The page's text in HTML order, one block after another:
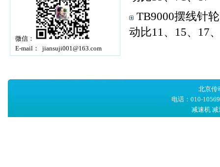
微信：
E-mail： jiansuji001@163.com
TB9000摆线针
动比11、15、17
北京传
电话：010-
减速机 减